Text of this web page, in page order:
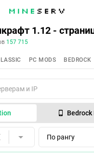
1.12 -
157 715
PC MODS BEDROCK
Bedrock
По рангу